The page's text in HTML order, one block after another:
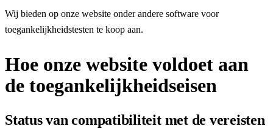
Wij bieden op onze website onder andere software voor
toegankelijkheidstesten te koop aan.
Hoe onze website voldoet aan
de toegankelijkheidseisen
Status van compatibiliteit met de vereisten